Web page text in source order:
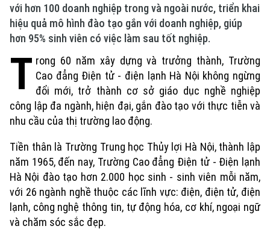
Xu hướng
với hơn 100 doanh nghiệp trong và ngoài nước, triển khai
hiệu quả mô hình đào tạo gắn với doanh nghiệp, giúp
hơn 95% sinh viên có việc làm sau tốt nghiệp.
T rong 60 năm xây dựng và trưởng thành, Trường
Cao đẳng Điện tử - điện lạnh Hà Nội không ngừng
đổi mới, trở thành cơ sở giáo dục nghề nghiệp
công lập đa ngành, hiện đại, gắn đào tạo với thực tiễn và
nhu cầu của thị trường lao động.
Tiền thân là Trường Trung học Thủy lợi Hà Nội, thành lập
năm 1965, đến nay, Trường Cao đẳng Điện tử - Điện lạnh
Hà Nội đào tạo hơn 2.000 học sinh - sinh viên mỗi năm,
với 26 ngành nghề thuộc các lĩnh vực: điện, điện tử, điện
lạnh, công nghệ thông tin, tự động hóa, cơ khí, ngoại ngữ
và chăm sóc sắc đẹp.